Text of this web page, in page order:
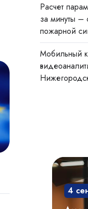
Расчет
за минуты
пожарной
Мобильный
СКУД:
доступ,
4